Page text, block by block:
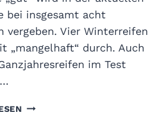
bei insgesamt acht
vergeben. Vier Winterreifen
„mangelhaft“ durch. Auch
im Test
ADAC